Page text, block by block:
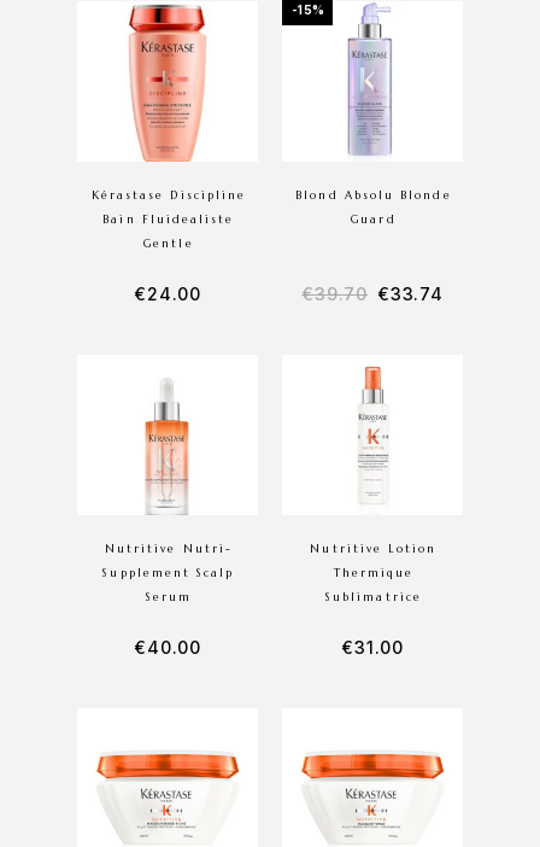
Kérastase Discipline
Bain Fluidealiste
Gentle
€24.00
-15%
Blond Absolu Blonde
Guard
€39.70 €33.74
Nutritive Nutri-
Supplement Scalp
Serum
€40.00
Nutritive Lotion
Thermique
Sublimatrice
€31.00